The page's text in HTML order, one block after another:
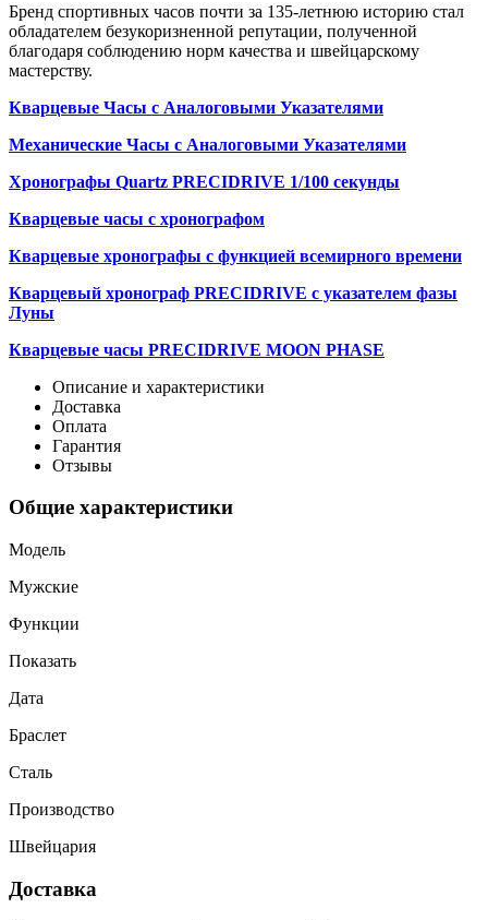
Бренд спортивных часов почти за 135-летнюю историю стал
обладателем безукоризненной репутации, полученной
благодаря соблюдению норм качества и швейцарскому
мастерству.
Кварцевые Часы с Аналоговыми Указателями
Механические Часы с Аналоговыми Указателями
Хронографы Quartz PRECIDRIVE 1/100 секунды
Кварцевые часы с хронографом
Кварцевые хронографы с функцией всемирного времени
Кварцевый хронограф PRECIDRIVE с указателем фазы
Луны
Кварцевые часы PRECIDRIVE MOON PHASE
Описание и характеристики
Доставка
Оплата
Гарантия
Отзывы
Общие характеристики
Модель
Мужские
Функции
Показать
Дата
Браслет
Сталь
Производство
Швейцария
Доставка